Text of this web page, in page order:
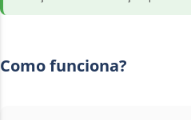
Como funciona?